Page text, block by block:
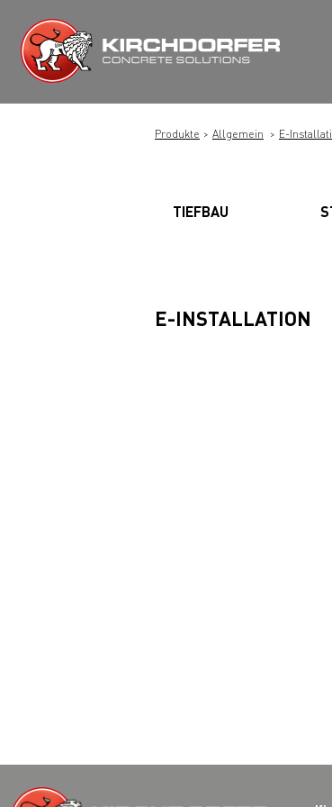
Inhalt
springen
Produkte Allgemein E-
TIEFBAU
E-INSTALLATION